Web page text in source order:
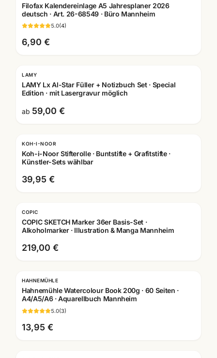
Filofax Kalendereinlage A5 Jahresplaner 2026
deutsch · Art. 26-68549 · Büro Mannheim
5.0(4)
6,90 €
LAMY
LAMY Lx Al-Star Füller + Notizbuch Set · Special
Edition · mit Lasergravur möglich
ab 59,00 €
KOH-I-NOOR
Koh-i-Noor Stifterolle · Buntstifte + Grafitstifte ·
Künstler-Sets wählbar
39,95 €
COPIC
COPIC SKETCH Marker 36er Basis-Set ·
Alkoholmarker · Illustration & Manga Mannheim
219,00 €
HAHNEMÜHLE
Hahnemühle Watercolour Book 200g · 60 Seiten ·
A4/A5/A6 · Aquarellbuch Mannheim
5.0(3)
13,95 €